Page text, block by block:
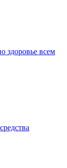
здоровье всем